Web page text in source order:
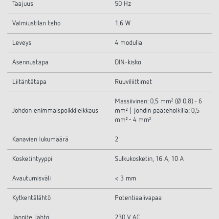
Taajuus 50 Hz
Valmiustilan teho 1,6 W
Leveys 4 modulia
Asennustapa DIN-kisko
Liitäntätapa Ruuviliittimet
Johdon enimmäispoikkileikkaus
Massiivinen: 0,5 mm² (Ø 0,8) - 6
mm² | johdin pääteholkilla: 0,5
mm² - 4 mm²
Kanavien lukumäärä 2
Kosketintyyppi Sulkukosketin, 16 A, 10 A
Avautumisväli < 3 mm
Kytkentälähtö Potentiaalivapaa
Jännite, lähtö 230 V AC